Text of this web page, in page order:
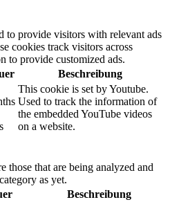
to provide visitors with relevant ads
cookies track visitors across
to provide customized ads.
Beschreibung
This cookie is set by Youtube.
Used to track the information of
the embedded YouTube videos
on a website.
those that are being analyzed and
as yet.
Beschreibung